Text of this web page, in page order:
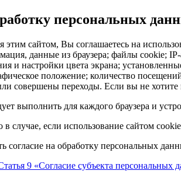
персональных
этим сайтом, Вы соглашаетесь на
данные из браузера; файлы cookie;
и настройки цвета экрана;
положение; количество
совершены переходы. Если вы не хотите
выполнить для каждого браузера и
случае, если использование сайтом
согласие на обработку персональных
9 «Согласие субъекта персональных